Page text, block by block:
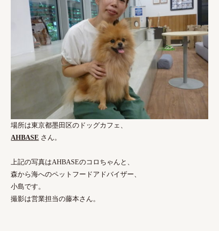
場所は東京都墨田区のドッグカフェ、
AHBASE さん。
上記の写真はAHBASEのコロちゃんと、
森から海へのペットフードアドバイザー、
小島です。
撮影は営業担当の藤本さん。